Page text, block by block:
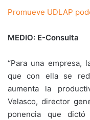
Promueve UDLAP
MEDIO: E-Consulta
“Para una empresa,
que con ella se
aumenta la
Velasco, director
ponencia que